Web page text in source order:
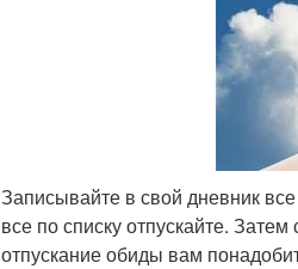
Записывайте в свой дневник
все по списку отпускайте.
отпускание обиды вам